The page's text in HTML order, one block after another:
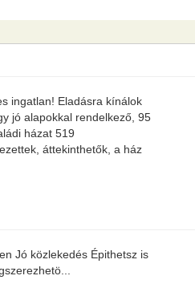
ingatlan! Eladásra kínálok
jó alapokkal rendelkező, 95
házat 519
áttekinthetők, a ház
Jó közlekedés Épithetsz is